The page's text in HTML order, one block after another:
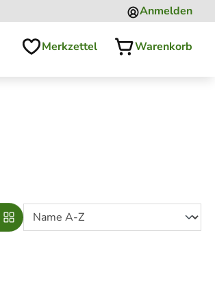
Anmelden
Merkzettel Warenkorb